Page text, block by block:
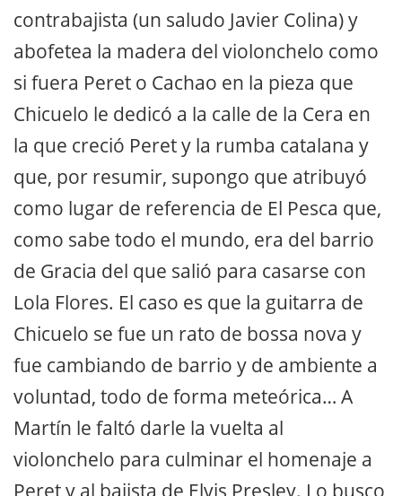
contrabajista (un saludo Javier Colina) y
abofetea la madera del violonchelo como
si fuera Peret o Cachao en la pieza que
Chicuelo le dedicó a la calle de la Cera en
la que creció Peret y la rumba catalana y
que, por resumir, supongo que atribuyó
como lugar de referencia de El Pesca que,
como sabe todo el mundo, era del barrio
de Gracia del que salió para casarse con
Lola Flores. El caso es que la guitarra de
Chicuelo se fue un rato de bossa nova y
fue cambiando de barrio y de ambiente a
voluntad, todo de forma meteórica… A
Martín le faltó darle la vuelta al
violonchelo para culminar el homenaje a
Peret y al bajista de Elvis Presley. Lo busco